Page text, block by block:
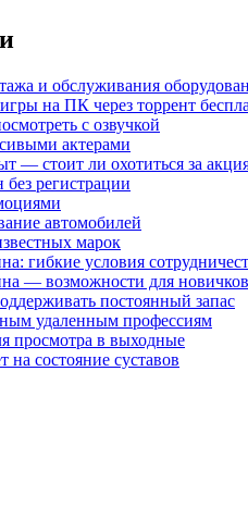
и обслуживания
на ПК через торрент
с озвучкой
актерами
— стоит ли охотиться за
регистрации
автомобилей
марок
гибкие условия
— возможности для новичков
постоянный запас
удаленным профессиям
просмотра в выходные
на состояние суставов